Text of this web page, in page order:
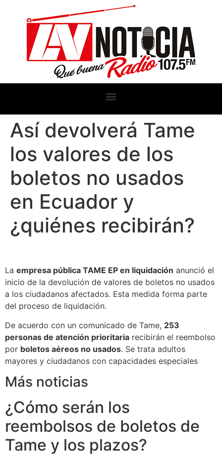
Así devolverá Tame
los valores de los
boletos no usados
en Ecuador y
¿quiénes recibirán?
La empresa pública TAME EP en liquidación anunció el
inicio de la devolución de valores de boletos no usados
a los ciudadanos afectados. Esta medida forma parte
del proceso de liquidación.
De acuerdo con un comunicado de Tame, 253
personas de atención prioritaria recibirán el reembolso
por boletos aéreos no usados. Se trata adultos
mayores y ciudadanos con capacidades especiales
Más noticias
¿Cómo serán los
reembolsos de boletos de
Tame y los plazos?